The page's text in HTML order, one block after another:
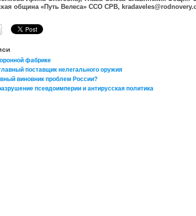
община «Путь Велеса» ССО СРВ,
фабрике
поставщик нелегального оружия
виновник проблем России?
псевдоимперии и антирусская политика